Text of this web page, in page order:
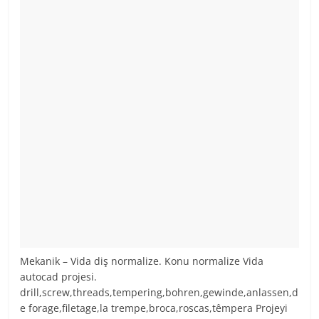
Mekanik – Vida diş normalize. Konu normalize Vida
autocad projesi.
drill,screw,threads,tempering,bohren,gewinde,anlassen,d
e forage,filetage,la trempe,broca,roscas,têmpera Projeyi